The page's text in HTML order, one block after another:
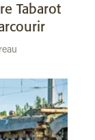
Tabarot